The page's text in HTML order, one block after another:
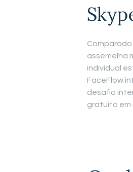
assemelha
individual
FaceFlow
desafio
gratuito em